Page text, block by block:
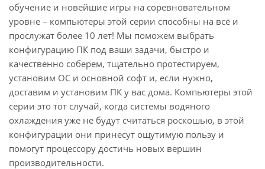
обучение и новейшие игры на соревновательном
уровне – компьютеры этой серии способны на всё и
прослужат более 10 лет! Мы поможем выбрать
конфигурацию ПК под ваши задачи, быстро и
качественно соберем, тщательно протестируем,
установим ОС и основной софт и, если нужно,
доставим и установим ПК у вас дома. Компьютеры этой
серии это тот случай, когда системы водяного
охлаждения уже не будут считаться роскошью, в этой
конфигурации они принесут ощутимую пользу и
помогут процессору достичь новых вершин
производительности.